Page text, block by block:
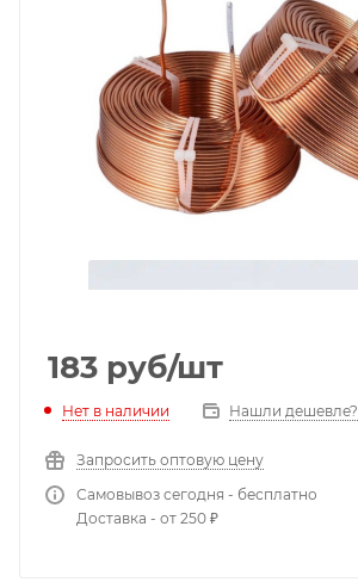
183 руб/шт
Нет в наличии Нашли дешевле?
Запросить оптовую цену
Самовывоз сегодня - бесплатно
Доставка - от 250 ₽